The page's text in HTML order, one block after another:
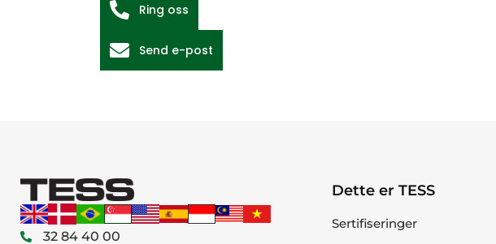
32 84 40 00
Dette er TESS
Sertifiseringer
Ring oss
Send e-post